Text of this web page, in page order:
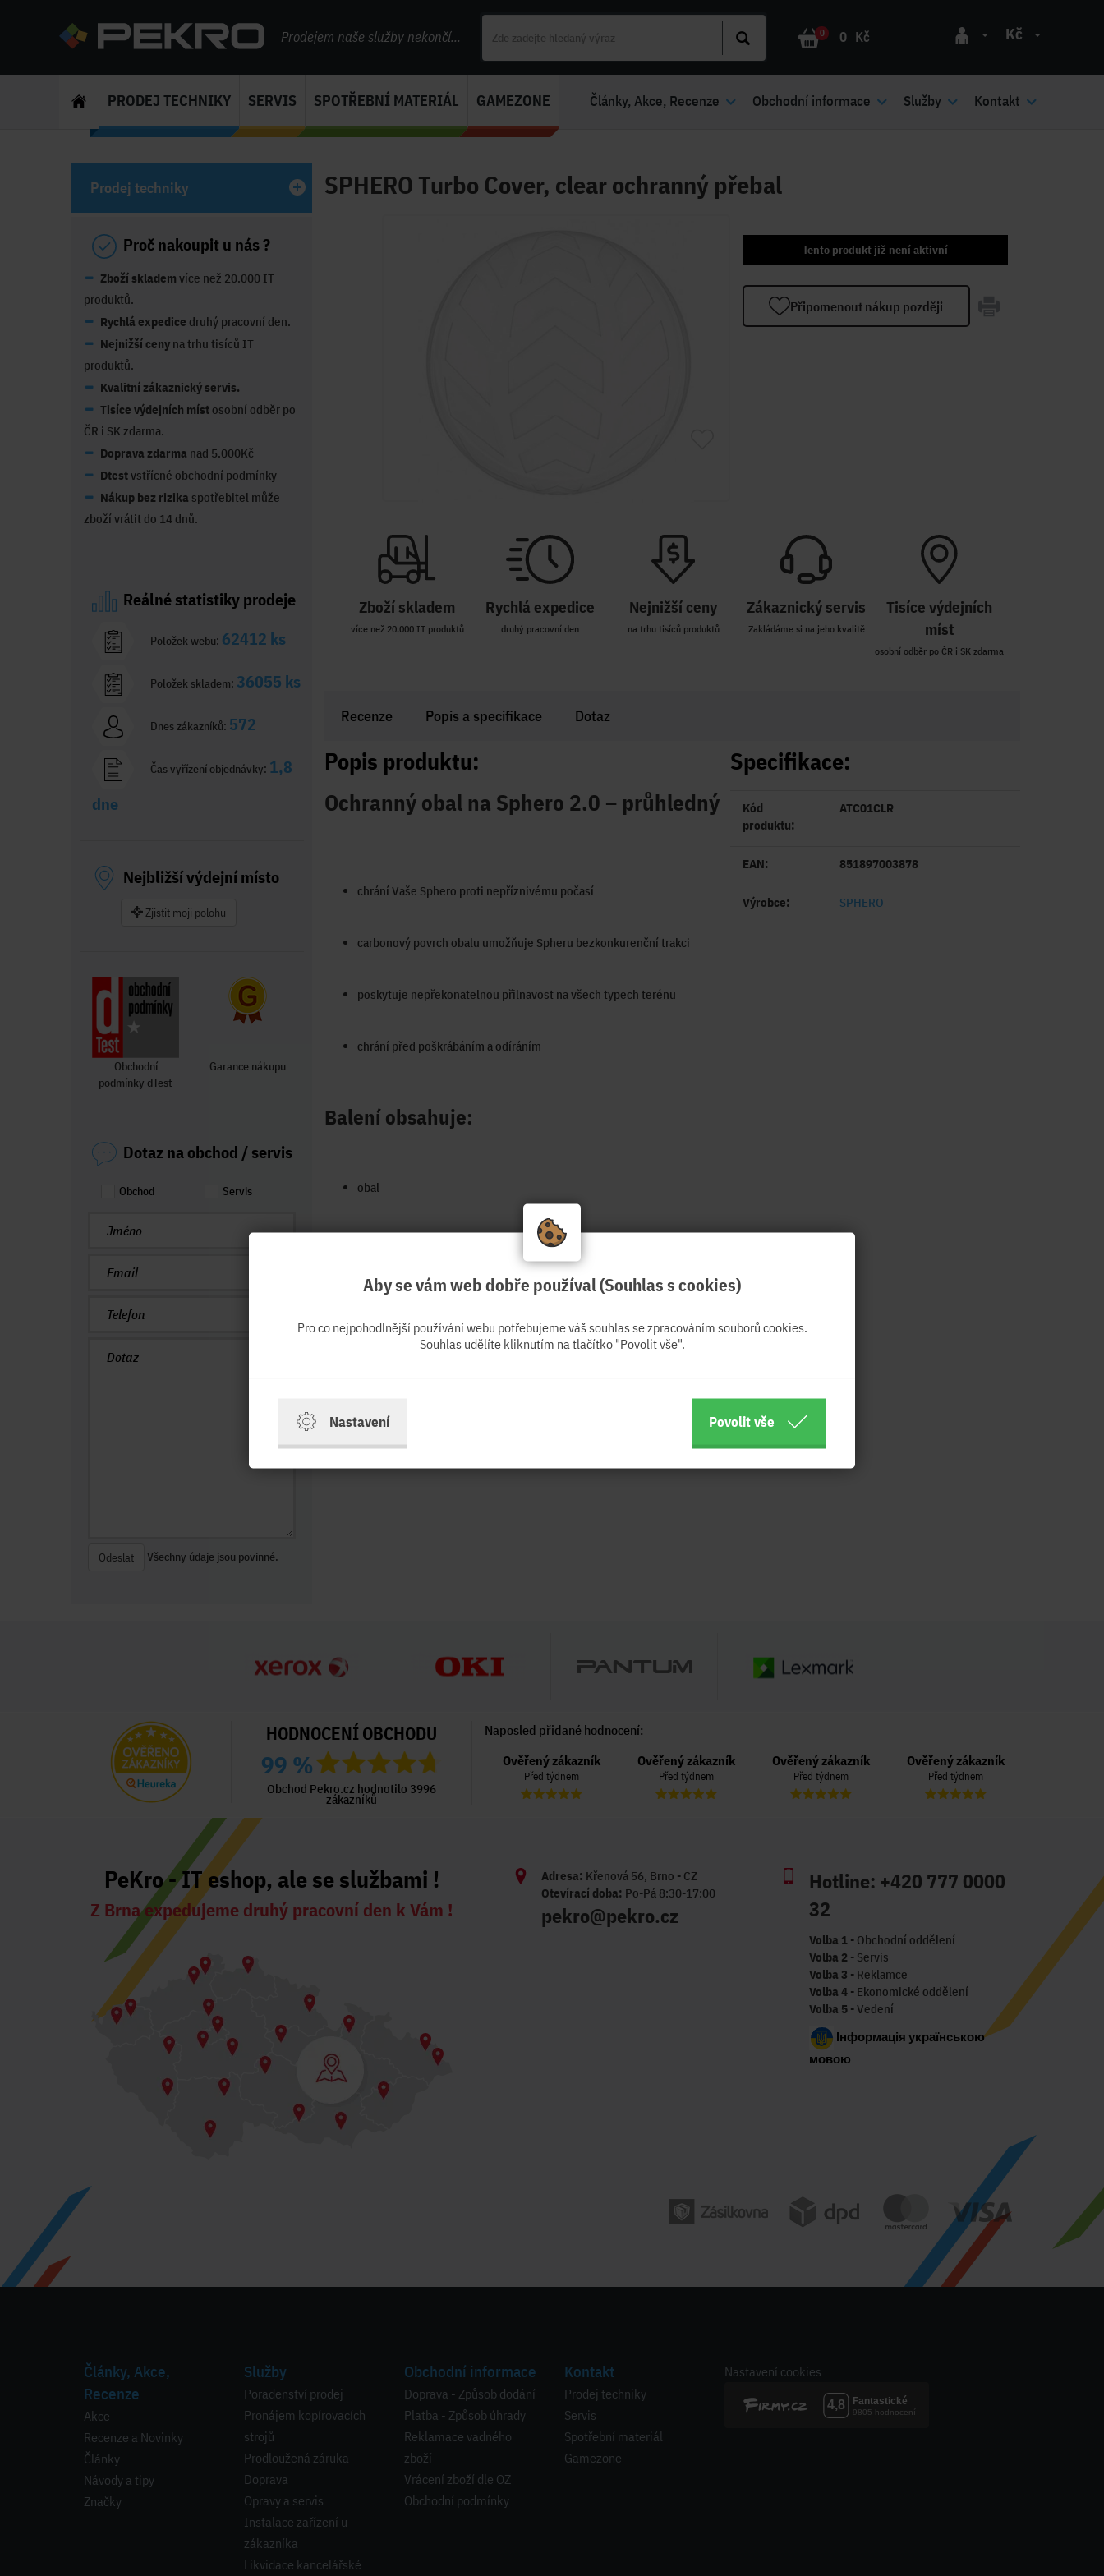
Prodejem naše služby nekončí... 0 0 Kč Kč
PRODEJ TECHNIKY SERVIS SPOTŘEBNÍ MATERIÁL GAMEZONE Články, Akce, Recenze Obchodní informace Služby Kontakt
SPHERO Turbo Cover, clear ochranný přebal
Tento produkt již není aktivní
Připomenout nákup později
Zboží skladem
více než 20.000 IT produktů
Rychlá expedice
druhý pracovní den
Nejnižší ceny
na trhu tisíců produktů
Zákaznický servis
Zakládáme si na jeho kvalitě
Tisíce výdejních
míst
osobní odběr po ČR i SK zdarma
Recenze Popis a specifikace Dotaz
Popis produktu:
Ochranný obal na Sphero 2.0 – průhledný
chrání Vaše Sphero proti nepříznivému počasí
carbonový povrch obalu umožňuje Spheru bezkonkurenční trakci
poskytuje nepřekonatelnou přilnavost na všech typech terénu
chrání před poškrábáním a odíráním
Balení obsahuje:
obal
Specifikace:
Kód
produktu:
ATC01CLR
EAN: 851897003878
Výrobce: SPHERO
Prodej techniky
Proč nakoupit u nás ?
Zboží skladem více než 20.000 IT
produktů.
Rychlá expedice druhý pracovní den.
Nejnižší ceny na trhu tisíců IT
produktů.
Kvalitní zákaznický servis.
Tisíce výdejních míst osobní odběr po
ČR i SK zdarma.
Doprava zdarma nad 5.000Kč
Dtestvstřícné obchodní podmínky
Nákup bez rizika spotřebitel může
zboží vrátit do 14 dnů.
Reálné statistiky prodeje
Položek webu: 62412 ks
Položek skladem: 36055 ks
Dnes zákazníků: 572
Čas vyřízení objednávky: 1,8
dne
Nejbližší výdejní místo
Zjistit moji polohu
Obchodní
podmínky dTest
Garance nákupu
Dotaz na obchod / servis
Obchod Servis
Odeslat Všechny údaje jsou povinné.
HODNOCENÍ OBCHODU
99 %
Obchod Pekro.cz hodnotilo 3996
zákazníků
Naposled přidané hodnocení:
Ověřený zákazník
Před 3 dny
Ověřený zákazník
Před 4 dny
Ověřený zákazník
Před 4 dny
Ověřený zákazník
Před týdnem
Ověřený zákazník
Před týdnem
Ověřený zákazník
Před týdnem
Ověřený zákazník
Před týdnem
PeKro - IT eshop, ale se službami !
Z Brna expedujeme druhý pracovní den k Vám !
Adresa: Křenová 56, Brno - CZ
Otevírací doba: Po-Pá 8:30-17:00
pekro@pekro.cz
Hotline: +420 777 0000
32
Volba 1 - Obchodní oddělení
Volba 2 - Servis
Volba 3 - Reklamce
Volba 4 - Ekonomické oddělení
Volba 5 - Vedení
Інформація українською
мовою
Články, Akce,
Recenze
Akce
Recenze a Novinky
Články
Návody a tipy
Značky
Služby
Poradenství prodej
Pronájem kopírovacích
strojů
Prodloužená záruka
Doprava
Opravy a servis
Instalace zařízení u
zákazníka
Likvidace kancelářské
Obchodní informace
Doprava - Způsob dodání
Platba - Způsob úhrady
Reklamace vadného
zboží
Vrácení zboží dle OZ
Obchodní podmínky
Kontakt
Prodej techniky
Servis
Spotřební materiál
Gamezone
Nastavení cookies
Aby se vám web dobře používal (Souhlas s cookies)
Pro co nejpohodlnější používání webu potřebujeme váš souhlas se zpracováním souborů cookies.
Souhlas udělíte kliknutím na tlačítko "Povolit vše".
Nastavení Povolit vše